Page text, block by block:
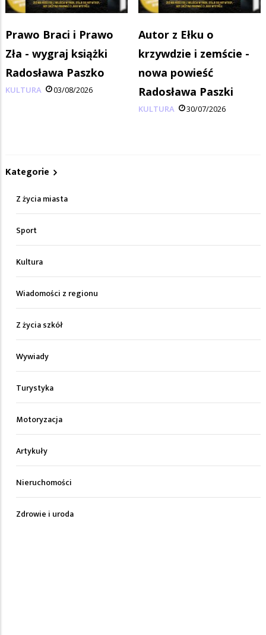
Prawo Braci i Prawo
Zła - wygraj książki
Radosława Paszko
KULTURA 03/08/2026
Autor z Ełku o
krzywdzie i zemście -
nowa powieść
Radosława Paszki
KULTURA 30/07/2026
Kategorie
Z życia miasta
Sport
Kultura
Wiadomości z regionu
Z życia szkół
Wywiady
Turystyka
Motoryzacja
Artykuły
Nieruchomości
Zdrowie i uroda